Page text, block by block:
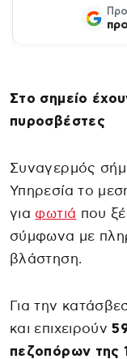
Στο σημείο
πυροσβέστες
Συναγερμός
Υπηρεσία το
για φωτιά που
σύμφωνα με
βλάστηση.
Για την
και επιχειρούν
πεζοπόρων της